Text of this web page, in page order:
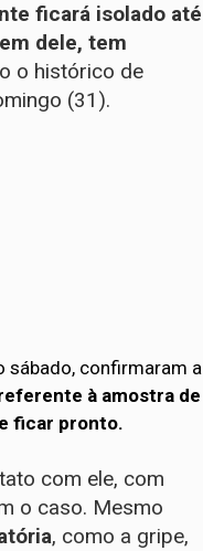
ficará isolado até
dele, tem
o histórico de
(31).
sábado, confirmaram a
à amostra de
ficar pronto.
com ele, com
o caso. Mesmo
, como a gripe,